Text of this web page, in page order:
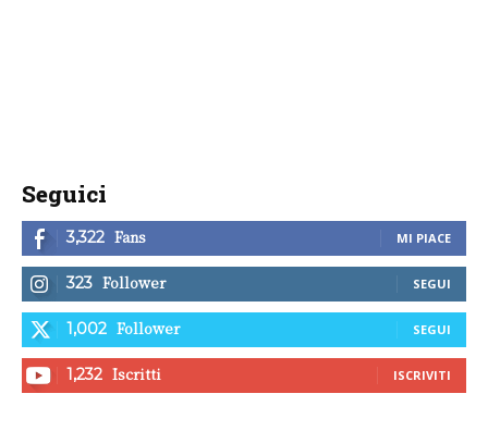
Seguici
3,322 Fans MI PIACE
323 Follower SEGUI
1,002 Follower SEGUI
1,232 Iscritti ISCRIVITI